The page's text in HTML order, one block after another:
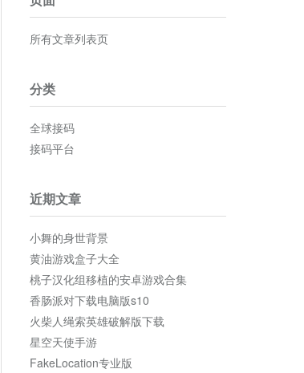
所有文章列表页
分类
全球接码
接码平台
近期文章
小舞的身世背景
黄油游戏盒子大全
桃子汉化组移植的安卓游戏合集
香肠派对下载电脑版s10
火柴人绳索英雄破解版下载
星空天使手游
FakeLocation专业版